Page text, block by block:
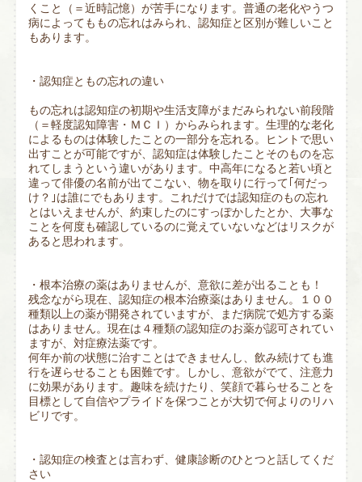
くこと（＝近時記憶）が苦手になります。普通の老化やうつ
病によってももの忘れはみられ、認知症と区別が難しいこと
もあります。
・認知症ともの忘れの違い
もの忘れは認知症の初期や生活支障がまだみられない前段階
（＝軽度認知障害・ＭＣＩ）からみられます。生理的な老化
によるものは体験したことの一部分を忘れる。ヒントで思い
出すことが可能ですが、認知症は体験したことそのものを忘
れてしまうという違いがあります。中高年になると若い頃と
違って俳優の名前が出てこない、物を取りに行って｢何だっ
け？｣は誰にでもあります。これだけでは認知症のもの忘れ
とはいえませんが、約束したのにすっぽかしたとか、大事な
ことを何度も確認しているのに覚えていないなどはリスクが
あると思われます。
・根本治療の薬はありませんが、意欲に差が出ることも！
残念ながら現在、認知症の根本治療薬はありません。１００
種類以上の薬が開発されていますが、まだ病院で処方する薬
はありません。現在は４種類の認知症のお薬が認可されてい
ますが、対症療法薬です。
何年か前の状態に治すことはできませんし、飲み続けても進
行を遅らせることも困難です。しかし、意欲がでて、注意力
に効果があります。趣味を続けたり、笑顔で暮らせることを
目標として自信やプライドを保つことが大切で何よりのリハ
ビリです。
・認知症の検査とは言わず、健康診断のひとつと話してくだ
さい